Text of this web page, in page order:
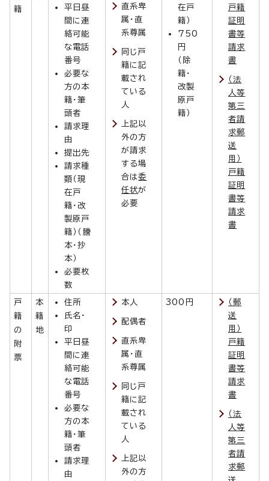
籍
平日昼
間に連
絡可能
な電話
番号
必要な
方の本
籍・筆
頭者
請求理
由
提出先
請求種
類（現
在戸
籍・改
製原戸
籍）（謄
本・抄
本）
必要枚
数
直系卑
属・直
系尊属
同じ戸
籍に記
載され
ている
人
上記以
外の方
が請求
する場
合は委
任状が
必要
在戸
籍）
750
円
（除
籍・
改製
原戸
籍）
戸籍
証明
書等
請求
書
（法
人等
第三
者請
求郵
送
用）
戸籍
証明
書等
請求
書
戸
籍
の
附
票
本
籍
地
住所
氏名・
印
平日昼
間に連
絡可能
な電話
番号
必要な
方の本
籍・筆
頭者
請求理
由
本人
配偶者
直系卑
属・直
系尊属
同じ戸
籍に記
載され
ている
人
上記以
外の方
300円
（郵
送
用）
戸籍
証明
書等
請求
書
（法
人等
第三
者請
求郵